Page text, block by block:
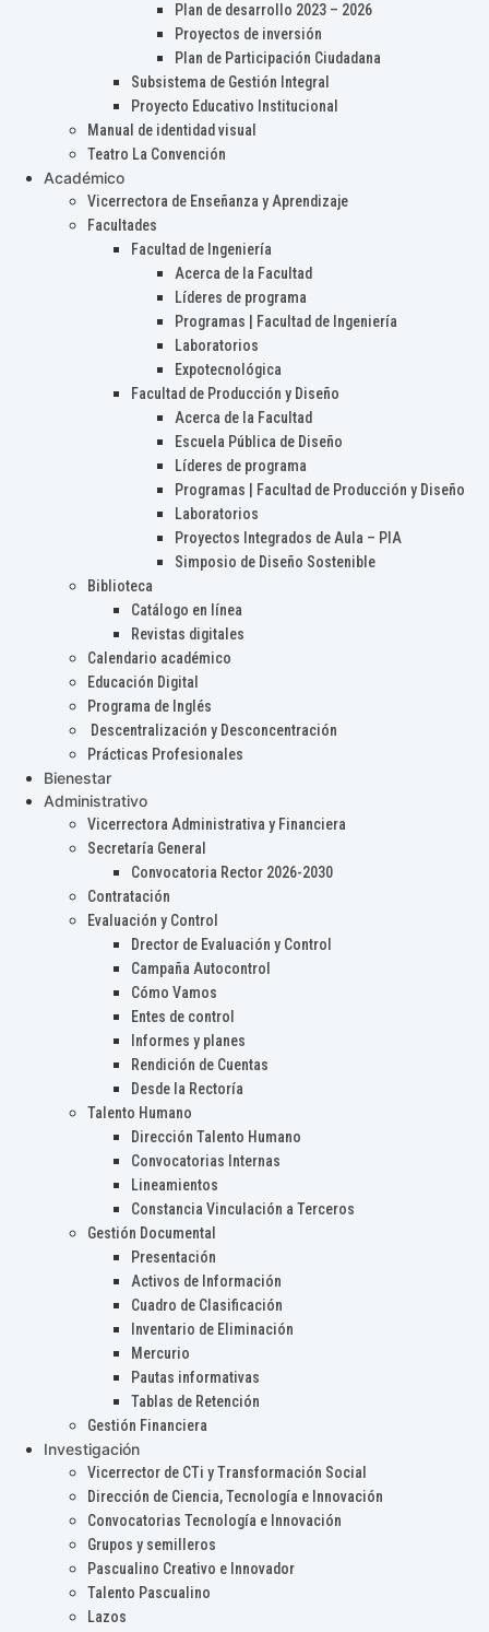
Plan de desarrollo 2023 – 2026
Proyectos de inversión
Plan de Participación Ciudadana
Subsistema de Gestión Integral
Proyecto Educativo Institucional
Manual de identidad visual
Teatro La Convención
Académico
Vicerrectora de Enseñanza y Aprendizaje
Facultades
Facultad de Ingeniería
Acerca de la Facultad
Líderes de programa
Programas | Facultad de Ingeniería
Laboratorios
Expotecnológica
Facultad de Producción y Diseño
Acerca de la Facultad
Escuela Pública de Diseño
Líderes de programa
Programas | Facultad de Producción y Diseño
Laboratorios
Proyectos Integrados de Aula – PIA
Simposio de Diseño Sostenible
Biblioteca
Catálogo en línea
Revistas digitales
Calendario académico
Educación Digital
Programa de Inglés
Descentralización y Desconcentración
Prácticas Profesionales
Bienestar
Administrativo
Vicerrectora Administrativa y Financiera
Secretaría General
Convocatoria Rector 2026-2030
Contratación
Evaluación y Control
Drector de Evaluación y Control
Campaña Autocontrol
Cómo Vamos
Entes de control
Informes y planes
Rendición de Cuentas
Desde la Rectoría
Talento Humano
Dirección Talento Humano
Convocatorias Internas
Lineamientos
Constancia Vinculación a Terceros
Gestión Documental
Presentación
Activos de Información
Cuadro de Clasificación
Inventario de Eliminación
Mercurio
Pautas informativas
Tablas de Retención
Gestión Financiera
Investigación
Vicerrector de CTi y Transformación Social
Dirección de Ciencia, Tecnología e Innovación
Convocatorias Tecnología e Innovación
Grupos y semilleros
Pascualino Creativo e Innovador
Talento Pascualino
Lazos